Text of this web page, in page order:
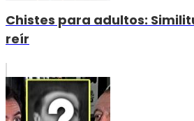
Chistes para adultos:
reír